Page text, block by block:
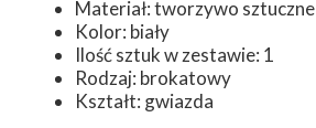
Materiał: tworzywo sztuczne
Kolor: biały
Ilość sztuk w zestawie: 1
Rodzaj: brokatowy
Kształt: gwiazda